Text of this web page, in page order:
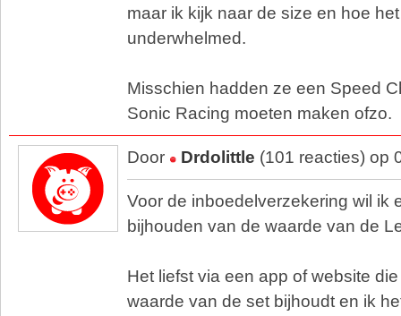
maar ik kijk naar de size en hoe
underwhelmed.
Misschien hadden ze een Speed
Sonic Racing moeten maken ofzo.
Door Drdolittle (101 reacties) op
Voor de inboedelverzekering wil ik
bijhouden van de waarde van de
Het liefst via een app of website
waarde van de set bijhoudt en ik